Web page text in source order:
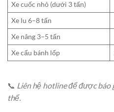
Xe cuốc nhỏ (dưới 3 tấn)
Xe lu 6–8 tấn
Xe nâng 3–5 tấn
Xe cẩu bánh lốp
📞 Liên hệ hotline để được báo
thể.